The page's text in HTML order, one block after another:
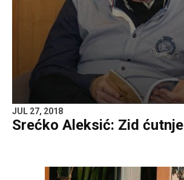
JUL 27, 2018
Srećko Aleksić: Zid ćutnje